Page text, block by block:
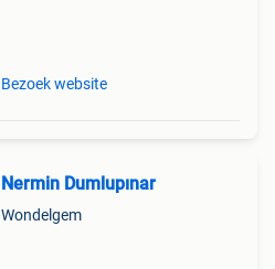
Bezoek website
Nermin Dumlupınar
Wondelgem